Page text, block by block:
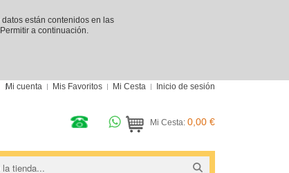
están contenidos en las
a continuación.
Mi cuenta Mis Favoritos Mi Cesta Inicio de sesión
Mi Cesta: 0,00 €